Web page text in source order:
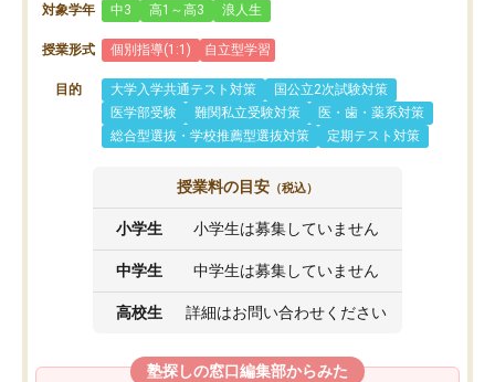
対象学年 中3 高1～高3 浪人生
授業形式 個別指導(1:1) 自立型学習
目的 大学入学共通テスト対策
国公立2次試験対策
医学部受験
難関私立受験対策
医・歯・薬系対策
総合型選抜・学校推薦型選抜対策
定期テスト対策
授業料の目安 （税込）
小学生 小学生は募集していません
中学生 中学生は募集していません
高校生 詳細はお問い合わせください
塾探しの窓口編集部からみた